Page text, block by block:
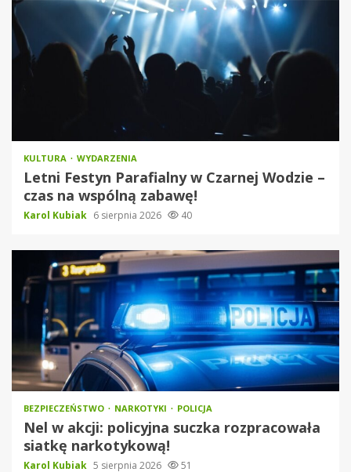
KULTURA WYDARZENIA
Letni Festyn Parafialny w Czarnej Wodzie –
czas na wspólną zabawę!
Karol Kubiak 6 sierpnia 2026 40
BEZPIECZEŃSTWO NARKOTYKI POLICJA
Nel w akcji: policyjna suczka rozpracowała
siatkę narkotykową!
Karol Kubiak 5 sierpnia 2026 51